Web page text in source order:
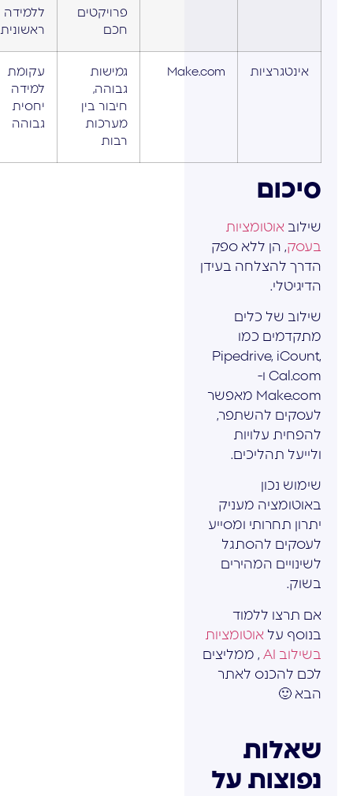
פרויקטים
חכם
ללמידה
ראשונית
אינטגרציות Make.com
גמישות
גבוהה,
חיבור בין
מערכות
רבות
עקומת
למידה
יחסית
גבוהה
סיכום
שילוב אוטומציות
בעסק, הן ללא ספק
הדרך להצלחה בעידן
הדיגיטלי.
שילוב של כלים
מתקדמים כמו
Pipedrive, iCount,
Cal.com ו-
Make.com מאפשר
לעסקים להשתפר,
להפחית עלויות
ולייעל תהליכים.
שימוש נכון
באוטומציה מעניק
יתרון תחרותי ומסייע
לעסקים להסתגל
לשינויים המהירים
בשוק.
אם תרצו ללמוד
בנוסף על אוטומציות
בשילוב AI
, ממליצים
לכם להכנס לאתר
הבא 🙂
שאלות
נפוצות על